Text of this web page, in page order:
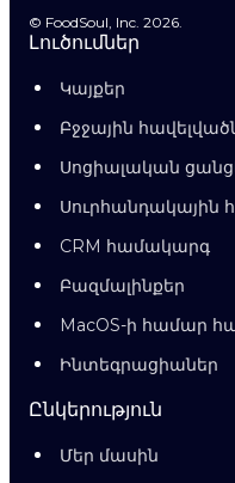
© FoodSoul, Inc. 2026.
Լուծումներ
Կայքեր
Բջջային
Սոցիալական
Սուրհանդակային
CRM համակարգ
Բազմալինքեր
MacOS-ի համար
Ինտեգրացիաներ
Ընկերություն
Մեր մասին